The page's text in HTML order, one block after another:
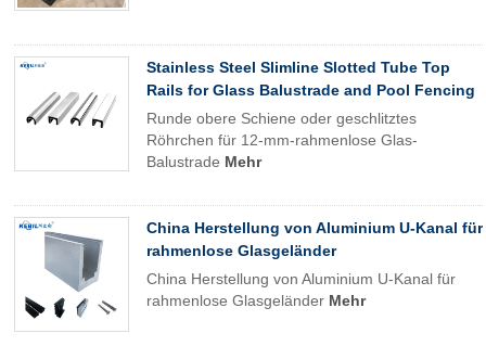
Stainless Steel Slimline Slotted Tube Top
Rails for Glass Balustrade and Pool Fencing
Runde obere Schiene oder geschlitztes
Röhrchen für 12-mm-rahmenlose Glas-
Balustrade Mehr
China Herstellung von Aluminium U-Kanal für
rahmenlose Glasgeländer
China Herstellung von Aluminium U-Kanal für
rahmenlose Glasgeländer Mehr